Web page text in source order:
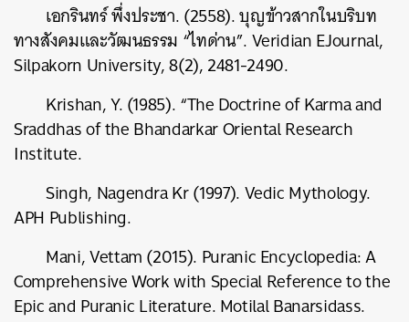
เอกรินทร์ พึ่งประชา. (2558). บุญข้าวสากในบริบท
ทางสังคมและวัฒนธรรม “ไทด่าน”. Veridian EJournal,
Silpakorn University, 8(2), 2481-2490.
Krishan, Y. (1985). “The Doctrine of Karma and
Sraddhas of the Bhandarkar Oriental Research
Institute.
Singh, Nagendra Kr (1997). Vedic Mythology.
APH Publishing.
Mani, Vettam (2015). Puranic Encyclopedia: A
Comprehensive Work with Special Reference to the
Epic and Puranic Literature. Motilal Banarsidass.